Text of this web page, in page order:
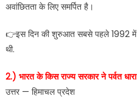
अवांछितता के लिए समर्पित है।
👉इस दिन की शुरुआत सबसे पहले 1992 में
थी.
2.) भारत के किस राज्य सरकार ने पर्वत
उत्तर — हिमाचल प्रदेश